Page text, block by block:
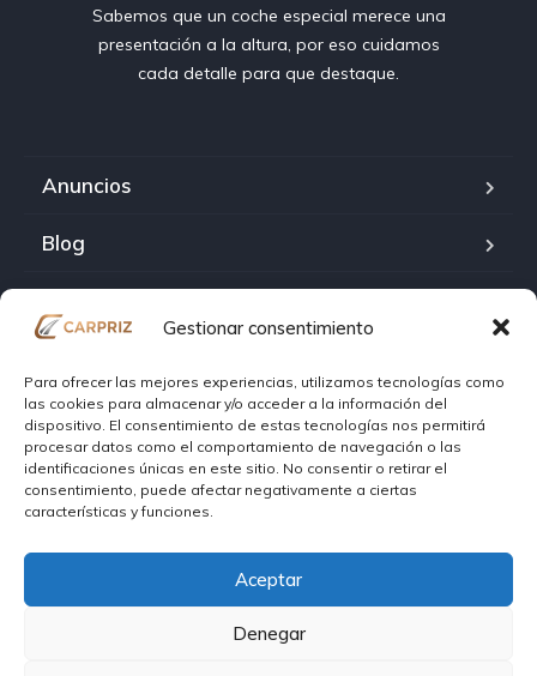
Gestionar consentimiento
Para ofrecer las mejores experiencias, utilizamos tecnologías como
las cookies para almacenar y/o acceder a la información del
dispositivo. El consentimiento de estas tecnologías nos permitirá
procesar datos como el comportamiento de navegación o las
identificaciones únicas en este sitio. No consentir o retirar el
consentimiento, puede afectar negativamente a ciertas
características y funciones.
Aceptar
Denegar
Sabemos que un coche especial merece una
presentación a la altura, por eso cuidamos
cada detalle para que destaque.
Anuncios
Blog
Política de cookies (UE)
Politica de privacidad
Copyright © 2026. All rights reserved.